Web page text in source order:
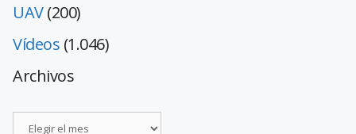
UAV(200)
Vídeos (1.046)
Archivos